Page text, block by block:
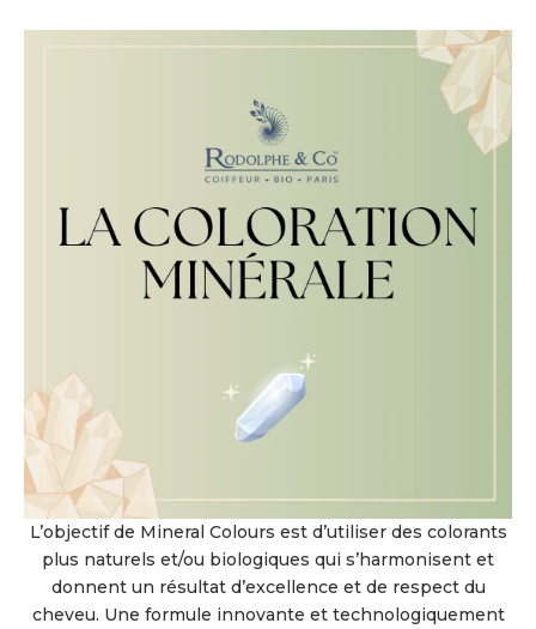
L’objectif de Mineral Colours est d’utiliser des colorants
plus naturels et/ou biologiques qui s’harmonisent et
donnent un résultat d’excellence et de respect du
cheveu. Une formule innovante et technologiquement